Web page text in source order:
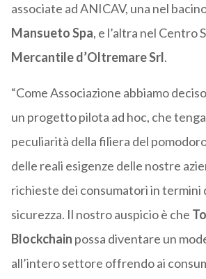
associate ad ANICAV, una nel
Mansueto Spa, e l’altra nel Centro
Mercantile d’Oltremare Srl.
“Come Associazione abbiamo
un progetto pilota ad hoc, che
peculiarità della filiera del
delle reali esigenze delle nostre
richieste dei consumatori in termini
sicurezza. Il nostro auspicio è che
Blockchain possa diventare un
all’intero settore offrendo ai